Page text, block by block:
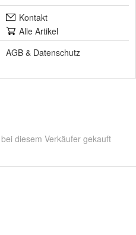
Kontakt
Alle Artikel
AGB & Datenschutz
diesem Verkäufer gekauft